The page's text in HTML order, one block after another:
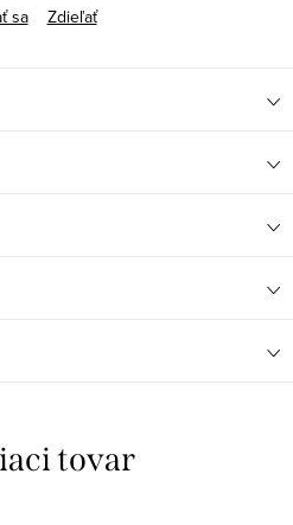
sa
Zdieľať
tovar